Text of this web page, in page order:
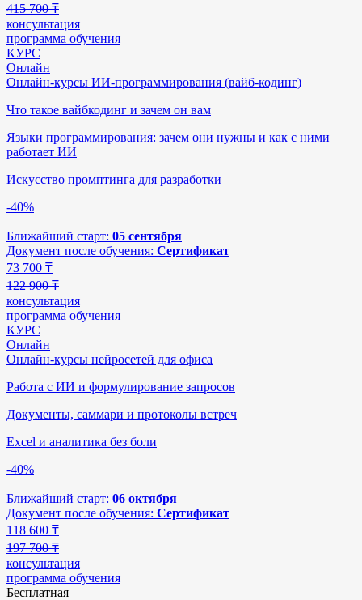
415 700 ₸
консультация
программа обучения
КУРС
Онлайн
Онлайн-курсы ИИ-программирования (вайб-кодинг)
Что такое вайбкодинг и зачем он вам
Языки программирования: зачем они нужны и как с ними
работает ИИ
Искусство промптинга для разработки
-40%
Ближайший старт: 05 сентября
Документ после обучения: Сертификат
73 700 ₸
122 900 ₸
консультация
программа обучения
КУРС
Онлайн
Онлайн-курсы нейросетей для офиса
Работа с ИИ и формулирование запросов
Документы, саммари и протоколы встреч
Excel и аналитика без боли
-40%
Ближайший старт: 06 октября
Документ после обучения: Сертификат
118 600 ₸
197 700 ₸
консультация
программа обучения
Бесплатная